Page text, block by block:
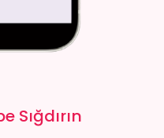
Sığdırın